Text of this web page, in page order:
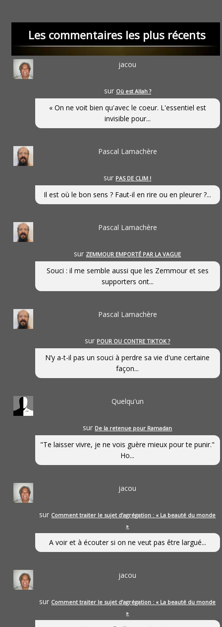
Les commentaires les plus récents
jacou
sur Où est Allah ?
« On ne voit bien qu'avec le coeur. L'essentiel est
invisible pour...
Pascal Lamachère
sur PAS DE CLIM !
Il est où le bon sens ? Faut-il en rire ou en pleurer ?...
Pascal Lamachère
sur ZEMMOUR EMPORTÉ PAR LA VAGUE
Souci : il me semble aussi que les Zemmour et ses
supporters ont...
Pascal Lamachère
sur POUR OU CONTRE TIKTOK ?
N’y a-t-il pas un souci à perdre sa vie d'une certaine
façon...
Quelqu'un
sur De la retenue pour Ramadan
"Te laisser vivre, je ne vois guère mieux pour te punir."
Ho...
jacou
sur Comment traiter le sujet d’agrégation : « La beauté du monde
»
A voir et à écouter si on ne veut pas être largué...
jacou
sur Comment traiter le sujet d’agrégation : « La beauté du monde
»